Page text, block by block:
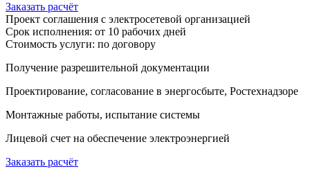
Заказать расчёт
Проект соглашения с электросетевой организацией
Срок исполнения: от 10 рабочих дней
Стоимость услуги: по договору
Получение разрешительной документации
Проектирование, согласование в энергосбыте, Ростехнадзоре
Монтажные работы, испытание системы
Лицевой счет на обеспечение электроэнергией
Заказать расчёт